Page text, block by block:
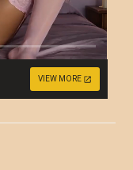
VIEW MORE